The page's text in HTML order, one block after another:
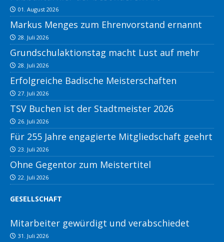
01. August 2026
Markus Menges zum Ehrenvorstand ernannt
28. Juli 2026
Grundschulaktionstag macht Lust auf mehr
28. Juli 2026
Erfolgreiche Badische Meisterschaften
27. Juli 2026
TSV Buchen ist der Stadtmeister 2026
26. Juli 2026
Für 255 Jahre engagierte Mitgliedschaft geehrt
23. Juli 2026
Ohne Gegentor zum Meistertitel
22. Juli 2026
GESELLSCHAFT
Mitarbeiter gewürdigt und verabschiedet
31. Juli 2026